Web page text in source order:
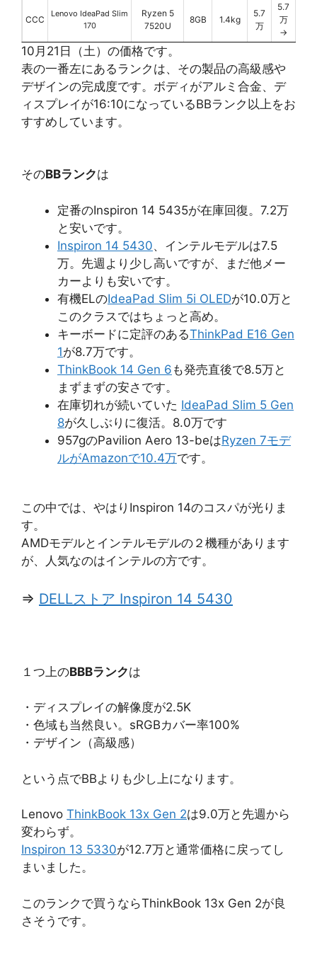
CCC
Lenovo IdeaPad Slim
170
Ryzen 5
7520U
8GB 1.4kg
5.7
万
5.7
万
→
10月21日（土）の価格です。
表の一番左にあるランクは、その製品の高級感や
デザインの完成度です。ボディがアルミ合金、デ
ィスプレイが16:10になっているBBランク以上をお
すすめしています。
そのBBランクは
定番のInspiron 14 5435が在庫回復。7.2万
と安いです。
Inspiron 14 5430、インテルモデルは7.5
万。先週より少し高いですが、まだ他メー
カーよりも安いです。
有機ELのIdeaPad Slim 5i OLEDが10.0万と
このクラスではちょっと高め。
キーボードに定評のあるThinkPad E16 Gen
1が8.7万です。
ThinkBook 14 Gen 6 も発売直後で8.5万と
まずまずの安さです。
在庫切れが続いていた IdeaPad Slim 5 Gen
8が久しぶりに復活。8.0万です
957gのPavilion Aero 13-beはRyzen 7モデ
ルがAmazonで10.4万です。
この中では、やはりInspiron 14のコスパが光りま
す。
AMDモデルとインテルモデルの２機種があります
が、人気なのはインテルの方です。
⇒ DELLストア Inspiron 14 5430
１つ上のBBBランクは
・ディスプレイの解像度が2.5K
・色域も当然良い。sRGBカバー率100%
・デザイン（高級感）
という点でBBよりも少し上になります。
Lenovo ThinkBook 13x Gen 2は9.0万と先週から
変わらず。
Inspiron 13 5330が12.7万と通常価格に戻ってし
まいました。
このランクで買うならThinkBook 13x Gen 2が良
さそうです。